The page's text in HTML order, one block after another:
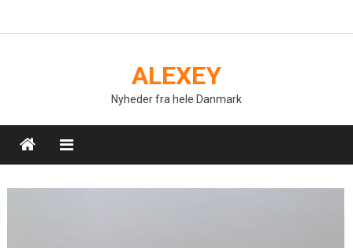
ALEXEY
Nyheder fra hele Danmark